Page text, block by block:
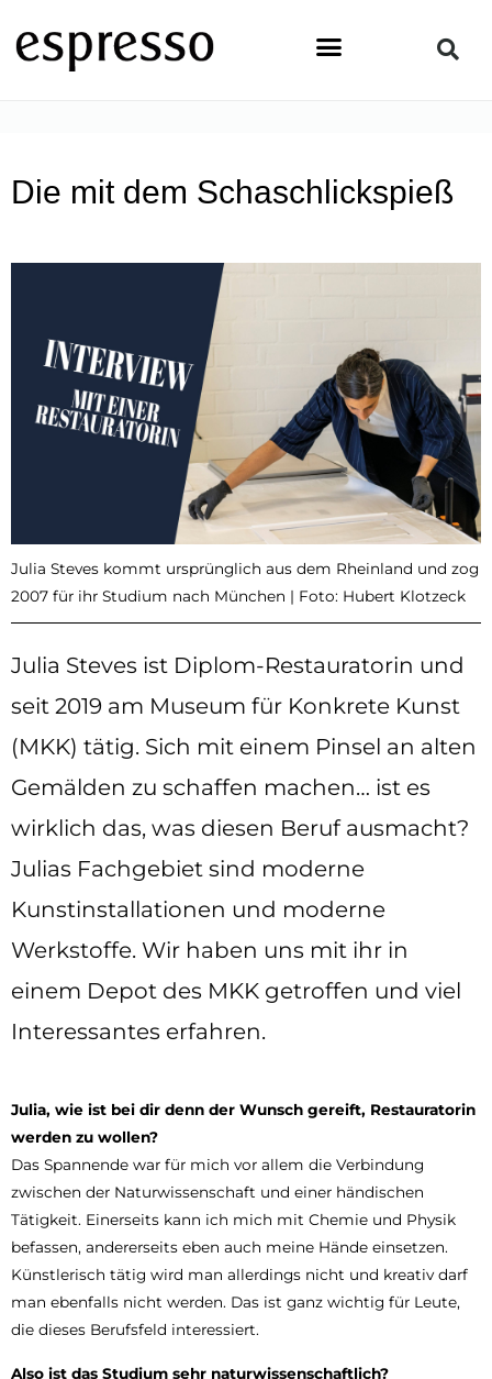
Inhalt
springen
Die mit dem Schaschlickspieß
Julia Steves kommt ursprünglich aus dem Rheinland und zog
2007 für ihr Studium nach München | Foto: Hubert Klotzeck
Julia Steves ist Diplom-Restauratorin und
seit 2019 am Museum für Konkrete Kunst
(MKK) tätig. Sich mit einem Pinsel an alten
Gemälden zu schaffen machen… ist es
wirklich das, was diesen Beruf ausmacht?
Julias Fachgebiet sind moderne
Kunstinstallationen und moderne
Werkstoffe. Wir haben uns mit ihr in
einem Depot des MKK getroffen und viel
Interessantes erfahren.
Julia, wie ist bei dir denn der Wunsch gereift, Restauratorin
werden zu wollen?
Das Spannende war für mich vor allem die Verbindung
zwischen der Naturwissenschaft und einer händischen
Tätigkeit. Einerseits kann ich mich mit Chemie und Physik
befassen, andererseits eben auch meine Hände einsetzen.
Künstlerisch tätig wird man allerdings nicht und kreativ darf
man ebenfalls nicht werden. Das ist ganz wichtig für Leute,
die dieses Berufsfeld interessiert.
Also ist das Studium sehr naturwissenschaftlich?